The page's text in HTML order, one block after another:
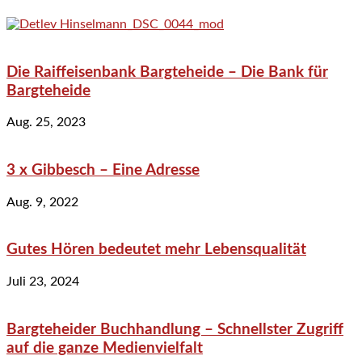
Die Raiffeisenbank Bargteheide – Die Bank für
Bargteheide
Aug. 25, 2023
3 x Gibbesch – Eine Adresse
Aug. 9, 2022
Gutes Hören bedeutet mehr Lebensqualität
Juli 23, 2024
Bargteheider Buchhandlung – Schnellster Zugriff
auf die ganze Medienvielfalt